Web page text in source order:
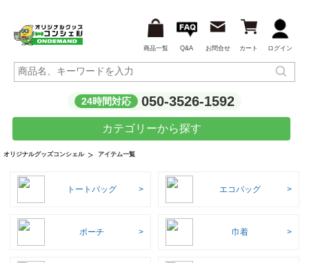
商品一覧 Q&A お問合せ カート ログイン
24時間対応 050-3526-1592
カテゴリーから探す
オリジナルグッズコンシェル アイテム一覧
トートバッグ エコバッグ
ポーチ 巾着